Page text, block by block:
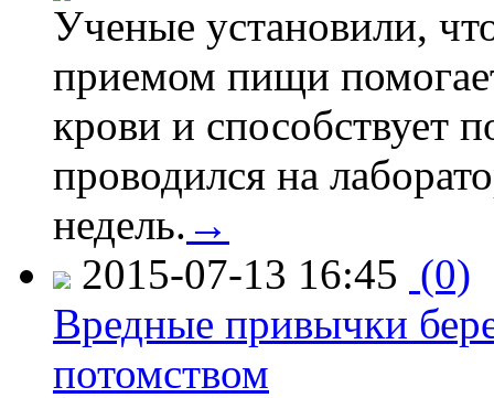
Ученые установили,
приемом пищи
крови и способствует
проводился на
недель. →
2015-07-13 16:45 (0)
Вредные привычки
потомством